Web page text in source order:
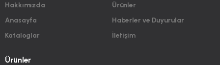
Hakkımızda
Anasayfa
Kataloglar
Ürünler
Haberler ve Duyurular
İletişim
Ürünler